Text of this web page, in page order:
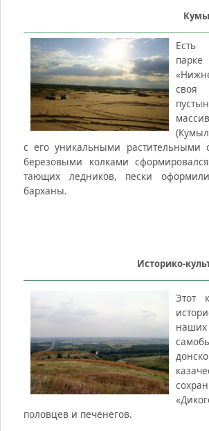
Есть
парке
с его уникальными растительными
березовыми колками
тающих ледников, пески
барханы.
Историко-
Этот
половцев и печенегов.